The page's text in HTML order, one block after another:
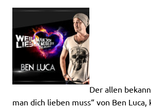
Der allen
man dich lieben muss“ von Ben